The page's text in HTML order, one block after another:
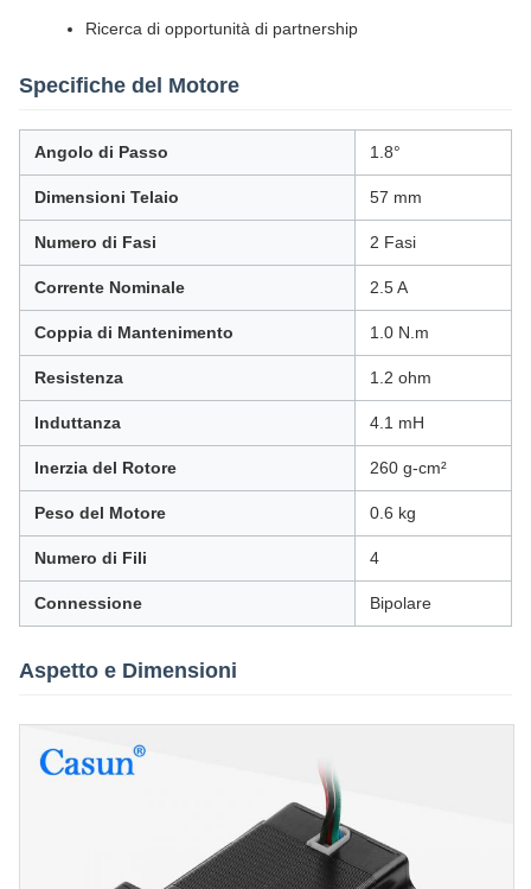
Ricerca di opportunità di partnership
Specifiche del Motore
Angolo di Passo 1.8°
Dimensioni Telaio 57 mm
Numero di Fasi 2 Fasi
Corrente Nominale 2.5 A
Coppia di Mantenimento 1.0 N.m
Resistenza 1.2 ohm
Induttanza 4.1 mH
Inerzia del Rotore 260 g-cm²
Peso del Motore 0.6 kg
Numero di Fili 4
Connessione Bipolare
Aspetto e Dimensioni